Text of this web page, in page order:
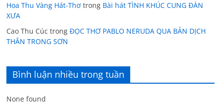
Hoa Thu Vàng Hát-Thơ trong Bài hát TÌNH KHÚC CUNG ĐÀN
XƯA
Cao Thu Cúc trongĐỌC THƠ PABLO NERUDA QUA BẢN DỊCH
THÂN TRONG SƠN
Bình luận nhiều trong tuần
None found